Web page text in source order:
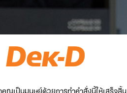
ณเป็นมนุษย์ด้วยการทำคำสั่งนี้ให้เสร็จสิ้น